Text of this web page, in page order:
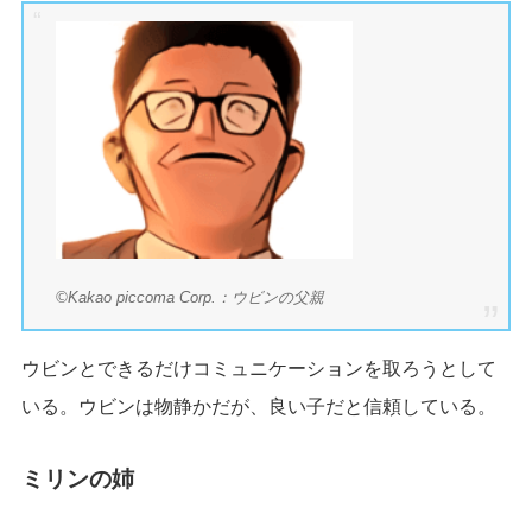
©Kakao piccoma Corp.：ウビンの父親
ウビンとできるだけコミュニケーションを取ろうとして
いる。ウビンは物静かだが、良い子だと信頼している。
ミリンの姉